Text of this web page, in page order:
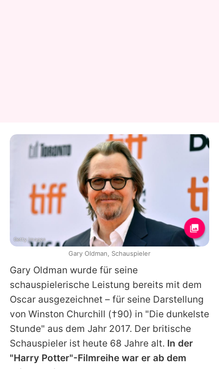
Gary Oldman wurde für seine
schauspielerische Leistung bereits mit dem
Oscar ausgezeichnet – für seine Darstellung
von Winston Churchill (†90) in "Die dunkelste
Stunde" aus dem Jahr 2017. Der britische
Schauspieler ist heute 68 Jahre alt. In der
"Harry Potter"-Filmreihe war er ab dem
Getty Images
Gary Oldman, Schauspieler